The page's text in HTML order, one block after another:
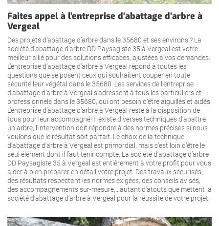
Faites appel à l’entreprise d’abattage d’arbre à
Vergeal
Des projets d’abattage d’arbre dans le 35680 et ses environs ? La
société d’abattage d’arbre DD Paysagiste 35 à Vergeal est votre
meilleur allié pour des solutions efficaces, ajustées à vos demandes.
L’entreprise d’abattage d’arbre à Vergeal répond à toutes les
questions que se posent ceux qui souhaitent couper en toute
sécurité leur végétal dans le 35680. Les services de l’entreprise
d’abattage d’arbre à Vergeal s’adressent à tous les particuliers et
professionnels dans le 35680, qui ont besoin d’être aiguillés et aidés.
L’entreprise d’abattage d’arbre à Vergeal reste à la disposition de
tous pour leur accompagné! Il existe diverses techniques d’abattre
un arbre, l’intervention doit répondre à des normes précises si nous
voulons que le résultat soit parfait. Le choix de la technique
d’abattage d’arbre à Vergeal est primordial, mais c’est loin d’être le
seul élément dont il faut tenir compte. La société d’abattage d’arbre
DD Paysagiste 35 à Vergeal est entièrement à votre profit pour vous
aider à bien préparer en détail votre projet. Des travaux sécurisés,
des résultats respectant les normes exigées, des conseils avisés,
des accompagnements sur-mesure,…autant d’atouts que mettent la
société d’abattage d’arbre à Vergeal pour la réussite de votre projet.